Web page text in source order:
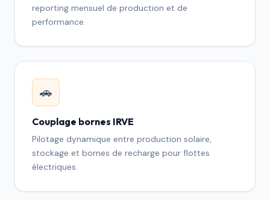
reporting mensuel de production et de
performance.
🚗
Couplage bornes IRVE
Pilotage dynamique entre production solaire,
stockage et bornes de recharge pour flottes
électriques.